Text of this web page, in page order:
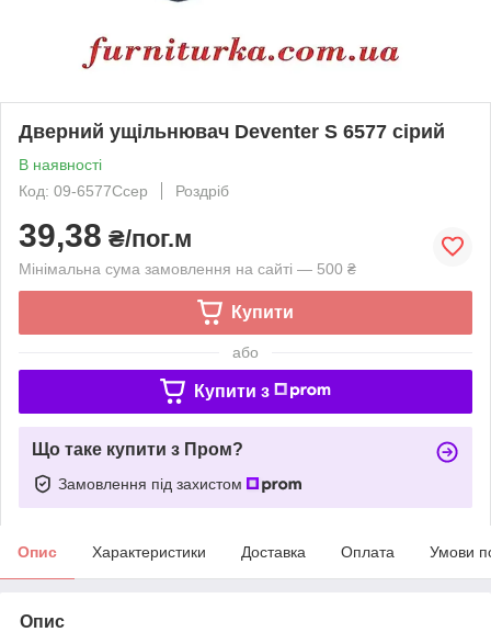
Дверний ущільнювач Deventer S 6577 сірий
В наявності
Код: 09-6577Ссер
Роздріб
39,38 ₴/пог.м
Мінімальна сума замовлення на сайті — 500 ₴
Купити
або
Купити з
Що таке купити з Пром?
Замовлення під захистом
Опис Характеристики Доставка Оплата Умови
Опис